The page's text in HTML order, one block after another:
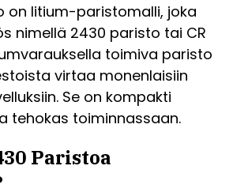
on litium-paristomalli, joka
nimellä 2430 paristo tai CR
toimiva paristo
virtaa monenlaisiin
Se on kompakti
tehokas toiminnassaan.
Paristoa